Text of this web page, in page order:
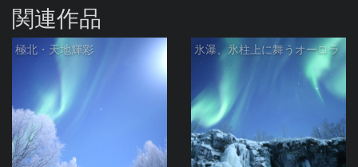
関連作品
極北・天地輝彩 氷瀑、氷柱上に舞うオーロラ